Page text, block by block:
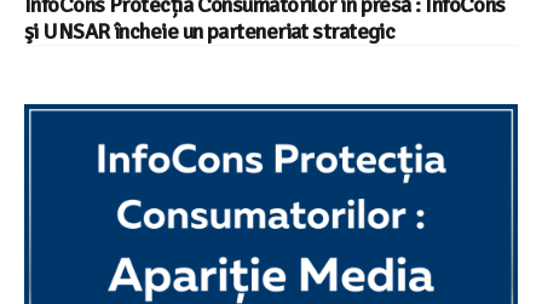
şi UNSAR încheie un parteneriat strategic